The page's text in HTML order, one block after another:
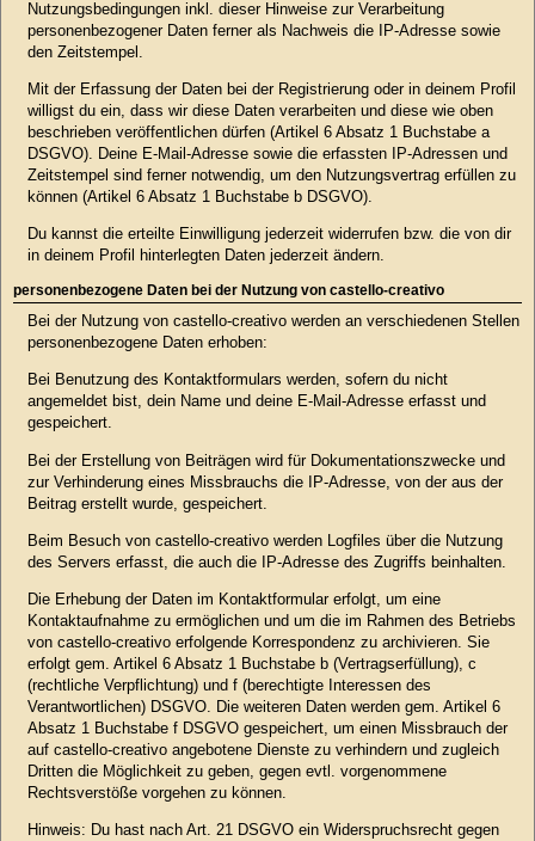
Nutzungsbedingungen inkl. dieser Hinweise zur Verarbeitung
personenbezogener Daten ferner als Nachweis die IP-Adresse sowie
den Zeitstempel.
Mit der Erfassung der Daten bei der Registrierung oder in deinem Profil
willigst du ein, dass wir diese Daten verarbeiten und diese wie oben
beschrieben veröffentlichen dürfen (Artikel 6 Absatz 1 Buchstabe a
DSGVO). Deine E-Mail-Adresse sowie die erfassten IP-Adressen und
Zeitstempel sind ferner notwendig, um den Nutzungsvertrag erfüllen zu
können (Artikel 6 Absatz 1 Buchstabe b DSGVO).
Du kannst die erteilte Einwilligung jederzeit widerrufen bzw. die von dir
in deinem Profil hinterlegten Daten jederzeit ändern.
personenbezogene Daten bei der Nutzung von castello-creativo
Bei der Nutzung von castello-creativo werden an verschiedenen Stellen
personenbezogene Daten erhoben:
Bei Benutzung des Kontaktformulars werden, sofern du nicht
angemeldet bist, dein Name und deine E-Mail-Adresse erfasst und
gespeichert.
Bei der Erstellung von Beiträgen wird für Dokumentationszwecke und
zur Verhinderung eines Missbrauchs die IP-Adresse, von der aus der
Beitrag erstellt wurde, gespeichert.
Beim Besuch von castello-creativo werden Logfiles über die Nutzung
des Servers erfasst, die auch die IP-Adresse des Zugriffs beinhalten.
Die Erhebung der Daten im Kontaktformular erfolgt, um eine
Kontaktaufnahme zu ermöglichen und um die im Rahmen des Betriebs
von castello-creativo erfolgende Korrespondenz zu archivieren. Sie
erfolgt gem. Artikel 6 Absatz 1 Buchstabe b (Vertragserfüllung), c
(rechtliche Verpflichtung) und f (berechtigte Interessen des
Verantwortlichen) DSGVO. Die weiteren Daten werden gem. Artikel 6
Absatz 1 Buchstabe f DSGVO gespeichert, um einen Missbrauch der
auf castello-creativo angebotene Dienste zu verhindern und zugleich
Dritten die Möglichkeit zu geben, gegen evtl. vorgenommene
Rechtsverstöße vorgehen zu können.
Hinweis: Du hast nach Art. 21 DSGVO ein Widerspruchsrecht gegen